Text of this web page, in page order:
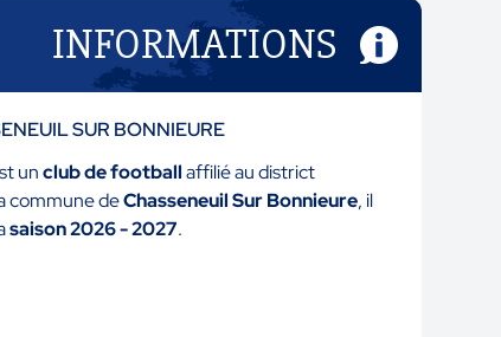
INFORMATIONS
SUR BONNIEURE
unclub de footballaffilié au district
commune deChasseneuil Sur Bonnieure, il
saison 2026 - 2027.